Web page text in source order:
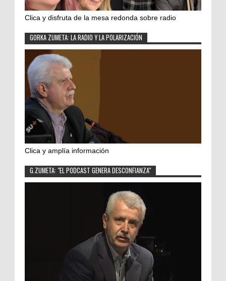
Clica y disfruta de la mesa redonda sobre radio
GORKA ZUMETA: LA RADIO Y LA POLARIZACIÓN
Clica y amplía información
G.ZUMETA: "EL PODCAST GENERA DESCONFIANZA"